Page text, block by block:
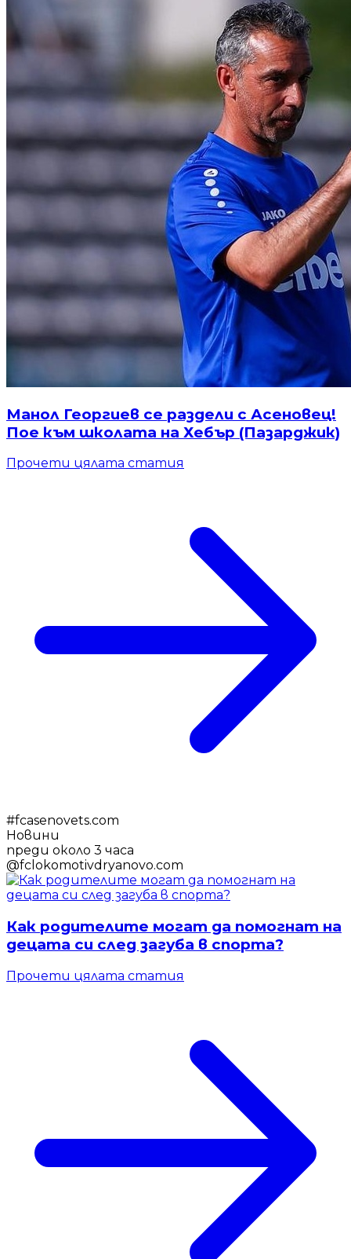
Манол Георгиев се раздели с Асеновец!
Пое към школата на Хебър (Пазарджик)
Прочети цялата статия
#fcasenovets.com
Новини
преди около 3 часа
@fclokomotivdryanovo.com
Как родителите могат да помогнат на
децата си след загуба в спорта?
Прочети цялата статия